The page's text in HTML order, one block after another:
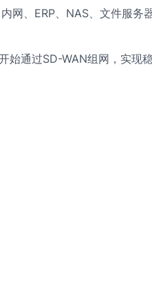
网、ERP、NAS、文件服务
始通过SD-WAN组网，实现